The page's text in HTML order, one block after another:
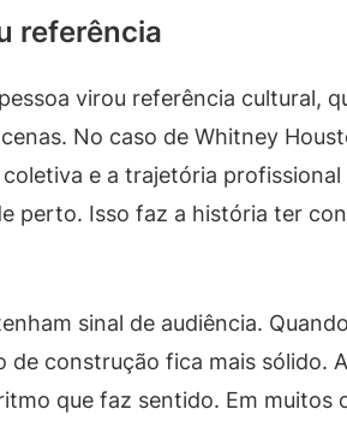
referência
virou referência cultural,
No caso de Whitney
e a trajetória
perto. Isso faz a história ter
sinal de audiência.
construção fica mais sólido.
que faz sentido. Em muitos